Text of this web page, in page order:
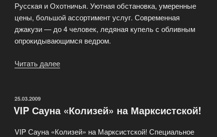
Русская и Охотничья. Уютная обстановка, умеренные
цены, большой ассортимент услуг. Современная
джакузи — до 4 человек, ледяная купель с обливным
опрокидывающимся ведром.
Читать далее
ОПУБЛИКОВАНО
25.03.2009
VIP Сауна «Колизей» на Марксистской!
VIP Сауна «Колизей» на Марксистской! Специальное